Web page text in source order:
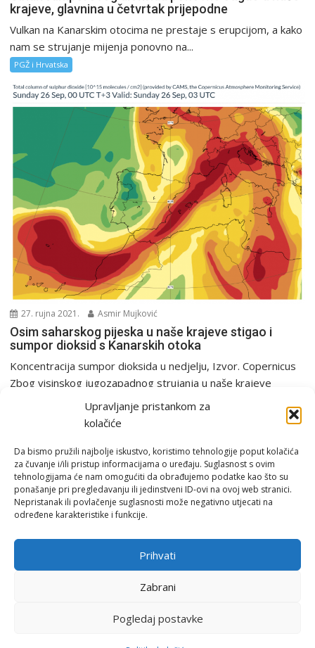
Upravljanje pristankom za
kolačiće
Da bismo pružili najbolje iskustvo, koristimo tehnologije poput kolačića
za čuvanje i/ili pristup informacijama o uređaju. Suglasnost s ovim
tehnologijama će nam omogućiti da obrađujemo podatke kao što su
ponašanje pri pregledavanju ili jedinstveni ID-ovi na ovoj web stranici.
Nepristanak ili povlačenje suglasnosti može negativno utjecati na
određene karakteristike i funkcije.
Prihvati
Zabrani
Pogledaj postavke
krajeve, glavnina u četvrtak prijepodne
Vulkan na Kanarskim otocima ne prestaje s erupcijom, a kako
nam se strujanje mijenja ponovno na...
PGŽ i Hrvatska
27. rujna 2021. Asmir Mujković
Osim saharskog pijeska u naše krajeve stigao i
sumpor dioksid s Kanarskih otoka
Koncentracija sumpor dioksida u nedjelju, Izvor. Copernicus
Zbog visinskog jugozapadnog strujanja u naše krajeve
Europa i svijet
Email: rimeteoATyahoo.com
Politika privatnosti